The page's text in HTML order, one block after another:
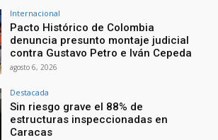
Internacional
Pacto Histórico de Colombia
denuncia presunto montaje judicial
contra Gustavo Petro e Iván Cepeda
agosto 6, 2026
Destacada
Sin riesgo grave el 88% de
estructuras inspeccionadas en
Caracas